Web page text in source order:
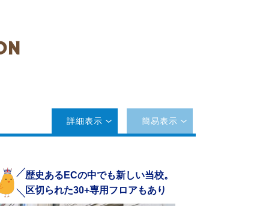
詳細表示 簡易表示
歴史あるECの中でも新しい当校。
区切られた30+専用フロアもあり